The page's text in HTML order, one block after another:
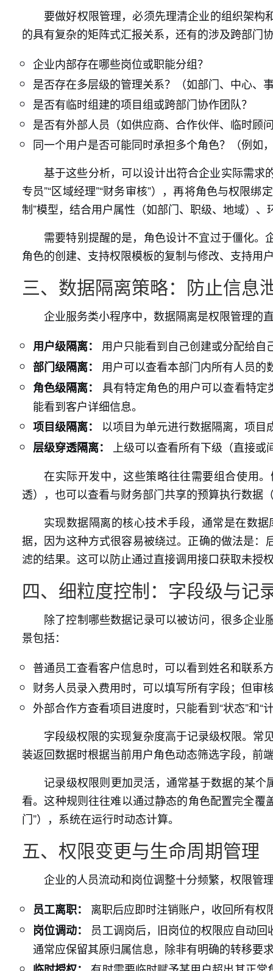
要做好权限管理，必须先理清企业的组织架
的具有复杂的矩阵式汇报关系，还有的涉及跨部门
企业内部存在哪些岗位或职能分组？
是否存在多层级的管理关系？（如部门、中心、
是否有临时组建的项目组或跨部门协作团队？
是否有外部人员（如供应商、合作伙伴、临时顾
同一个用户是否可能同时承担多个角色？（例如
基于这些分析，可以设计出符合企业实际需求
专员”“区域经理”“财务审核”），再将角色与权限
制”模型，结合用户属性（如部门、职级、地域）
需要特别提醒的是，角色设计不宜过于僵化
角色的创建、支持权限模板的复制与修改、支持用
三、数据隔离策略：防止信息
企业服务类小程序中，数据隔离是权限管理的
用户级隔离：
用户只能看到自己创建或分配给
部门级隔离：
用户可以查看本部门内所有人员
角色级隔离：
具有特定角色的用户可以查看特
能看到客户详细信息。
项目级隔离：
以项目为单元进行数据隔离，项
层级穿透隔离：
上级可以查看所有下级（直接
在实际开发中，这些策略往往需要组合使用
透），也可以查看与财务部门共享的预算执行数据
实现数据隔离的核心技术手段，通常是在数
据，因为这种方式很容易被绕过。正确的做法是
滤的结果。这可以防止通过直接调用接口获取未授
四、细粒度控制：字段级与记
除了控制哪些数据记录可以被访问，很多企
景包括：
普通员工查看客户信息时，可以看到姓名和联系
财务人员录入费用时，可以填写所有字段；但审
外部合作方查看项目进度时，只能看到“状态”和“
字段级权限的实现复杂度高于记录级权限。常
装返回数据时根据当前用户角色动态筛选字段，前
记录级权限则更加灵活，通常基于数据的某个
看。这种规则往往难以通过静态的角色配置完全
门”），系统在运行时动态计算。
五、权限变更与生命周期管理
企业的人员流动和岗位调整十分频繁，权限管
员工离职：
离职后应即时注销账户，收回所有
岗位调动：
员工调岗后，旧岗位的权限应自动
通常应保留其原归属信息，除非有明确的转移要